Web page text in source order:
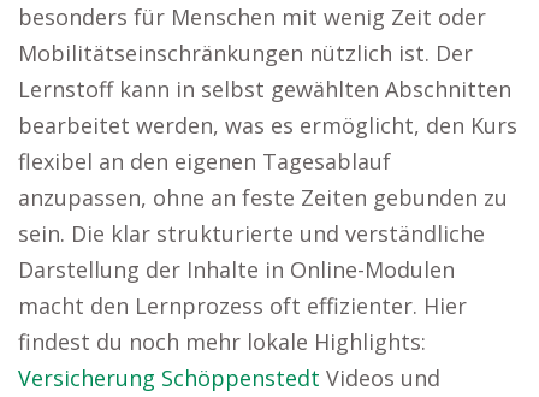
besonders für Menschen mit wenig Zeit oder
Mobilitätseinschränkungen nützlich ist. Der
Lernstoff kann in selbst gewählten Abschnitten
bearbeitet werden, was es ermöglicht, den Kurs
flexibel an den eigenen Tagesablauf
anzupassen, ohne an feste Zeiten gebunden zu
sein. Die klar strukturierte und verständliche
Darstellung der Inhalte in Online-Modulen
macht den Lernprozess oft effizienter. Hier
findest du noch mehr lokale Highlights:
Versicherung Schöppenstedt Videos und